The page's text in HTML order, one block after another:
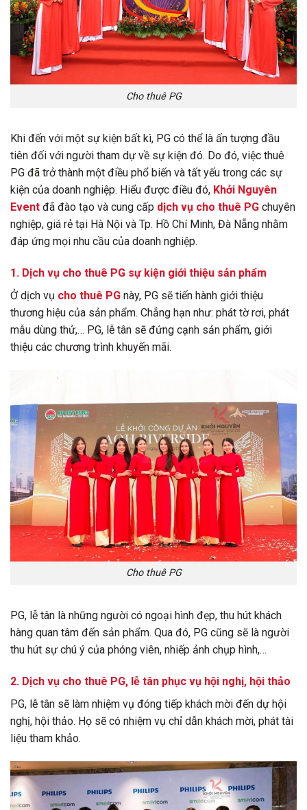
Cho thuê PG
Khi đến với một sự kiện bất kì, PG có thể là ấn tượng đầu
tiên đối với người tham dự về sự kiện đó. Do đó, việc thuê
PG đã trở thành một điều phổ biến và tất yếu trong các sự
kiện của doanh nghiệp. Hiểu được điều đó, Khởi Nguyên
Event đã đào tạo và cung cấp dịch vụ cho thuê PG chuyên
nghiệp, giá rẻ tại Hà Nội và Tp. Hồ Chí Minh, Đà Nẵng nhằm
đáp ứng mọi nhu cầu của doanh nghiệp.
1. Dịch vụ cho thuê PG sự kiện giới thiệu sản phẩm
Ở dịch vụ cho thuê PG này, PG sẽ tiến hành giới thiệu
thương hiệu của sản phẩm. Chẳng hạn như: phát tờ rơi, phát
mẫu dùng thử,… PG, lễ tân sẽ đứng cạnh sản phẩm, giới
thiệu các chương trình khuyến mãi.
Cho thuê PG
PG, lễ tân là những người có ngoại hình đẹp, thu hút khách
hàng quan tâm đến sản phẩm. Qua đó, PG cũng sẽ là người
thu hút sự chú ý của phóng viên, nhiếp ảnh chụp hình,…
2. Dịch vụ cho thuê PG, lễ tân phục vụ hội nghị, hội thảo
PG, lễ tân sẽ làm nhiệm vụ đóng tiếp khách mời đến dự hội
nghị, hội thảo. Họ sẽ có nhiệm vụ chỉ dẫn khách mời, phát tài
liệu tham khảo.